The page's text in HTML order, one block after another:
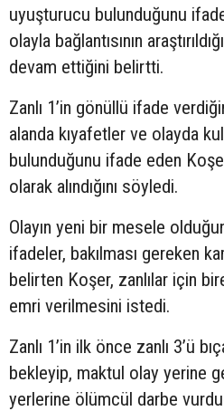
uyuşturucu bulunduğunu
olayla bağlantısının
devam ettiğini belirtti.
Zanlı 1’in gönüllü ifade
alanda kıyafetler ve olayda
bulunduğunu ifade eden
olarak alındığını söyledi.
Olayın yeni bir mesele
ifadeler, bakılması gereken
belirten Koşer, zanlılar için
emri verilmesini istedi.
Zanlı 1’in ilk önce zanlı 3’ü
bekleyip, maktul olay yerine
yerlerine ölümcül darbe